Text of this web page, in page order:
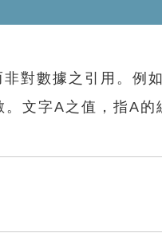
對數據之引用。例
文字A之值，指A的